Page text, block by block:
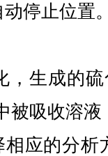
停止位置
，生成的
被吸收溶
应的分